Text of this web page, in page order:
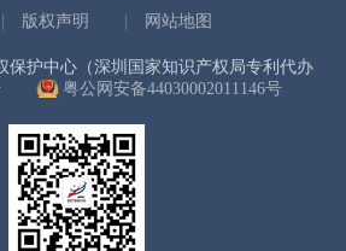
版权声明 网站地图
护中心（深圳国家知识产权局专利代办
粤公网安备44030002011146号